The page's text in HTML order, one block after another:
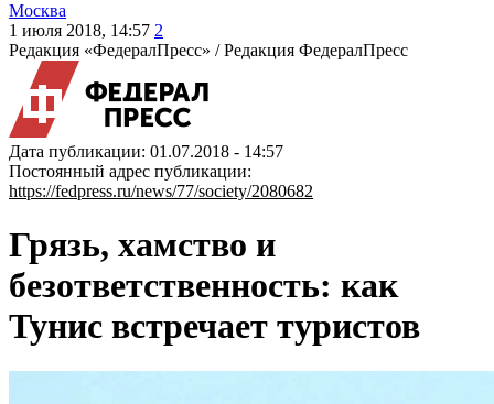
Москва
1 июля 2018, 14:57 2
Редакция «ФедералПресс» /Редакция ФедералПресс
Дата публикации: 01.07.2018 - 14:57
Постоянный адрес публикации:
https://fedpress.ru/news/77/society/2080682
Грязь, хамство и
безответственность: как
Тунис встречает туристов